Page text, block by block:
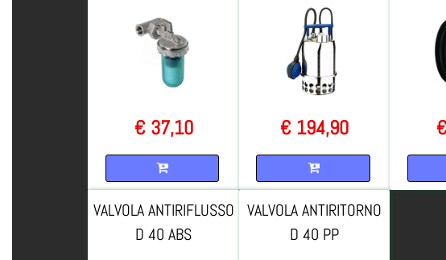
€ 37,10 € 194,90
VALVOLA ANTIRIFLUSSO
D 40 ABS
VALVOLA ANTIRITORNO
D 40 PP